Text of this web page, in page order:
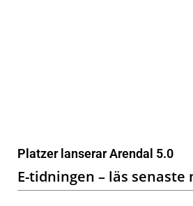
Platzer lanserar Arendal 5.0
E-tidningen – läs